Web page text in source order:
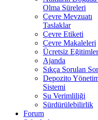
Olma Süreleri
Çevre Mevzuatı
Taslaklar
Çevre Etiketi
Çevre Makaleleri
Ücretsiz Eğitimler
Ajanda
Sıkça Sorulan
Depozito
Sistemi
Su Verimliliği
Sürdürülebilirlik
Forum